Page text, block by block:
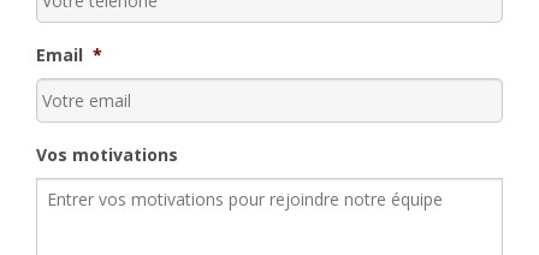
Email *
Vos motivations